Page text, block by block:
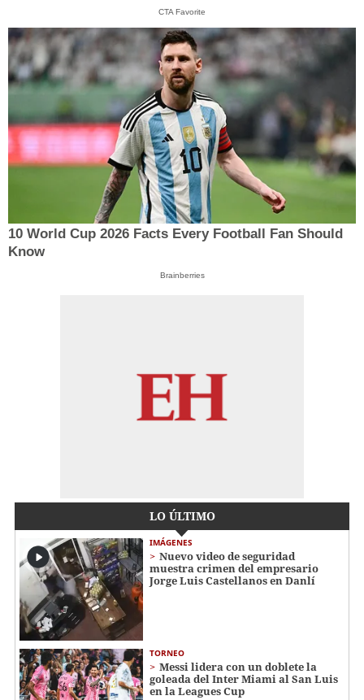
CTA Favorite
10 World Cup 2026 Facts Every Football Fan Should
Know
Brainberries
LO ÚLTIMO
IMÁGENES
Nuevo video de seguridad
muestra crimen del empresario
Jorge Luis Castellanos en Danlí
TORNEO
Messi lidera con un doblete la
goleada del Inter Miami al San Luis
en la Leagues Cup